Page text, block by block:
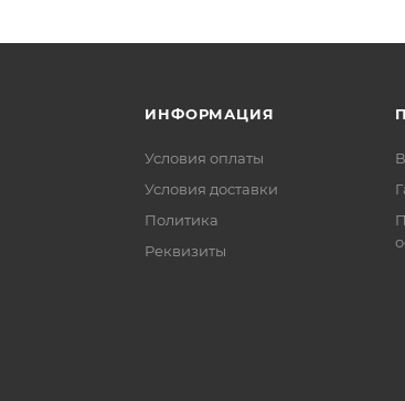
ИНФОРМАЦИЯ
Условия оплаты
Условия доставки
Политика
Реквизиты